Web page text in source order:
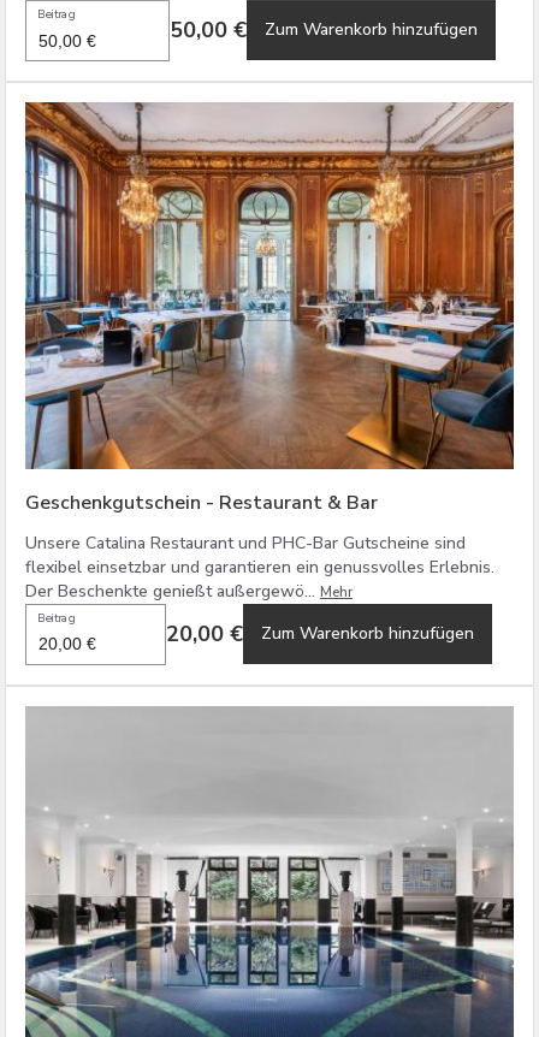
Beitrag
50,00 € Zum Warenkorb hinzufügen
Geschenkgutschein - Restaurant & Bar
Unsere Catalina Restaurant und PHC-Bar Gutscheine sind
flexibel einsetzbar und garantieren ein genussvolles Erlebnis.
Der Beschenkte genießt außergewö... Mehr
Beitrag
20,00 € Zum Warenkorb hinzufügen